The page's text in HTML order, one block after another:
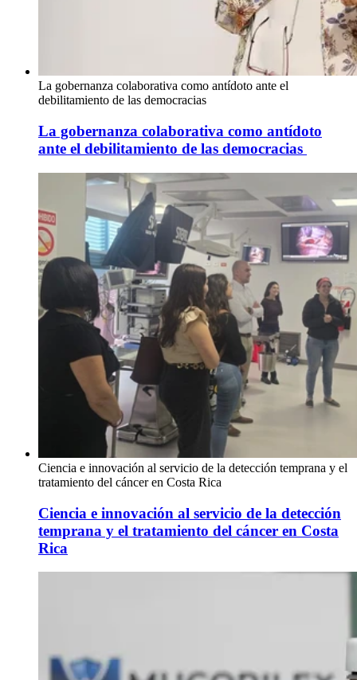
La gobernanza colaborativa como antídoto ante el
debilitamiento de las democracias
La gobernanza colaborativa como antídoto
ante el debilitamiento de las democracias
Ciencia e innovación al servicio de la detección temprana y el
tratamiento del cáncer en Costa Rica
Ciencia e innovación al servicio de la detección
temprana y el tratamiento del cáncer en Costa
Rica